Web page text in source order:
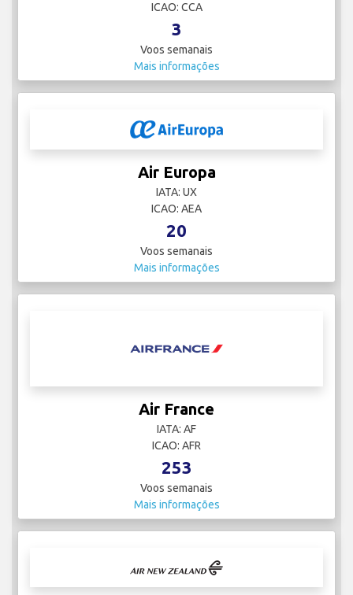
ICAO: CCA
3
Voos semanais
Mais informações
Air Europa
IATA: UX
ICAO: AEA
20
Voos semanais
Mais informações
Air France
IATA: AF
ICAO: AFR
253
Voos semanais
Mais informações